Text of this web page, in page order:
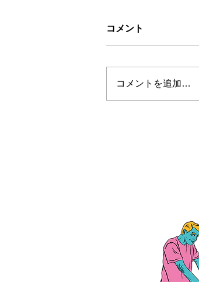
お盆休みについて
コメント
コメントを追加…